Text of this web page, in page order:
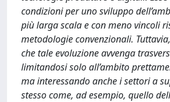
condizioni per uno sviluppo
più larga scala e con meno vincoli
metodologie convenzionali.
che tale evoluzione avvenga
limitandosi solo all’ambito
ma interessando anche i settori a
stesso come, ad esempio, quello